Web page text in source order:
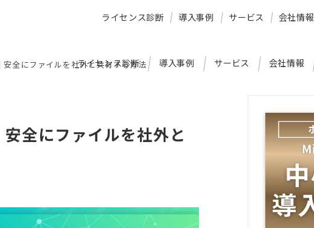
ライセンス診断 導入事例 サービス 会社情報
ライセンス診断 導入事例 サービス 会社情報
全にファイルを社外と共有する方法
全にファイルを社外と